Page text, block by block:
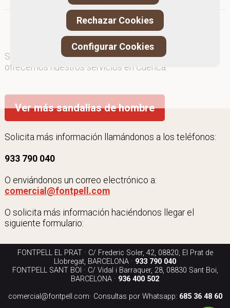
Somos especialistas en Sandalias de hombre
ofrecemos nuestros servicios en Cuenca.
Ver más sandalias de hombre
Solicita más información llamándonos a los teléfonos:
933 790 040
O enviándonos un correo electrónico a:
comercial@fontpell.com
O solicita más información haciéndonos llegar el
siguiente formulario:
FONTPELL EL PRAT · C/ Frederic Soler, 42, 08820, El Prat de
Llobregat, BARCELONA · 933 790 040
FONTPELL SANT BOI · C/ Vidal i Barraquer, 28, 08830 Sant Boi,
BARCELONA · 936 400 502
comercial@fontpell.com· Consultas por Whatsapp: 685 36 48 60
Rechazar Cookies
Configurar Cookies